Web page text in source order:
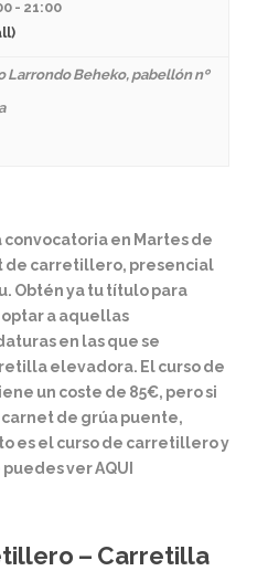
- 21:00
Larrondo Beheko, pabellón nº
convocatoria en Martes de
de carretillero, presencial
Obtén ya tu título para
a aquellas
en las que se
elevadora. El curso de
un coste de 85€, pero si
de grúa puente,
es el curso de carretillero y
ver AQUI
– Carretilla